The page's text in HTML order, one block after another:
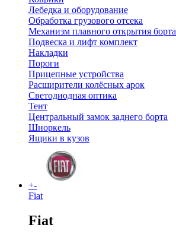
Лебедка и оборудование
Обработка грузового отсека
Механизм плавного открытия борта
Подвеска и лифт комплект
Накладки
Пороги
Прицепные устройства
Расширители колёсных арок
Светодиодная оптика
Тент
Центральный замок заднего борта
Шноркель
Ящики в кузов
+-
Fiat
Fiat